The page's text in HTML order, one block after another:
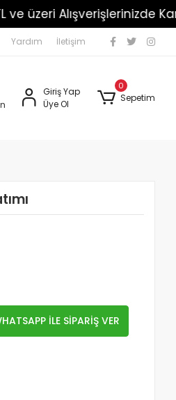
üzeri Alışverişlerinizde Kargo
Yardım İletişim
Giriş Yap
Üye Ol
0
Sepetim
İLE SİPARİŞ VER